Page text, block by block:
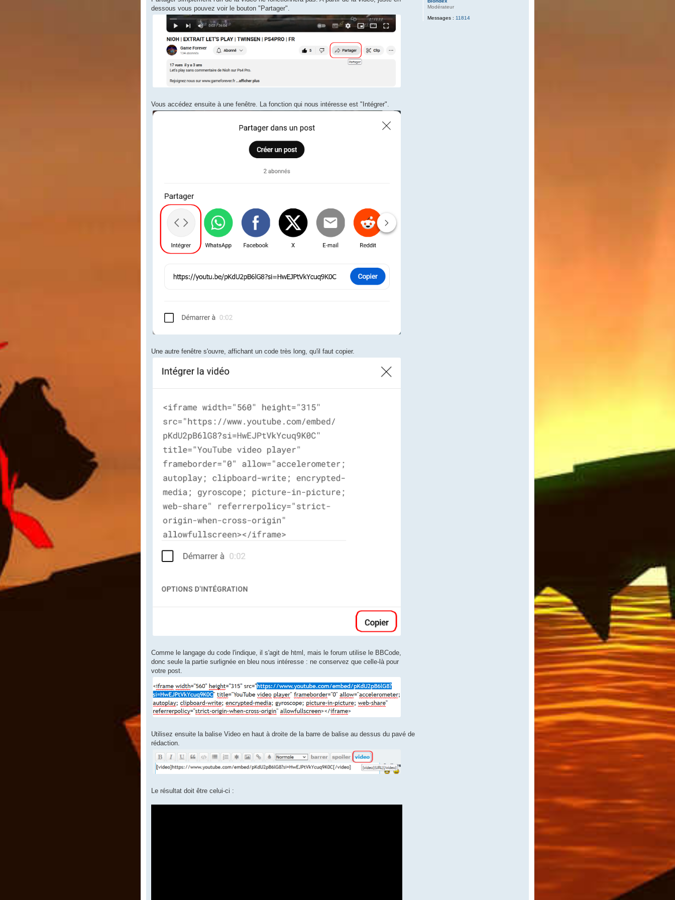
Modérateur
Messages : 11814
dessous vous pouvez voir le bouton "Partager".
Vous accédez ensuite à une fenêtre. La fonction qui nous intéresse est "Intégrer".
Une autre fenêtre s'ouvre, affichant un code très long, qu'il faut copier.
Comme le langage du code l'indique, il s'agit de html, mais le forum utilise le BBCode,
donc seule la partie surlignée en bleu nous intéresse : ne conservez que celle-là pour
votre post.
Utilisez ensuite la balise Video en haut à droite de la barre de balise au dessus du pavé de
rédaction.
Le résultat doit être celui-ci :